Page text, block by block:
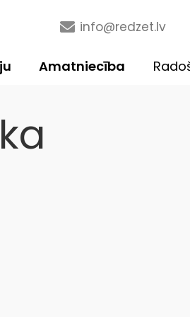
info@redzet.lv
Amatniecība